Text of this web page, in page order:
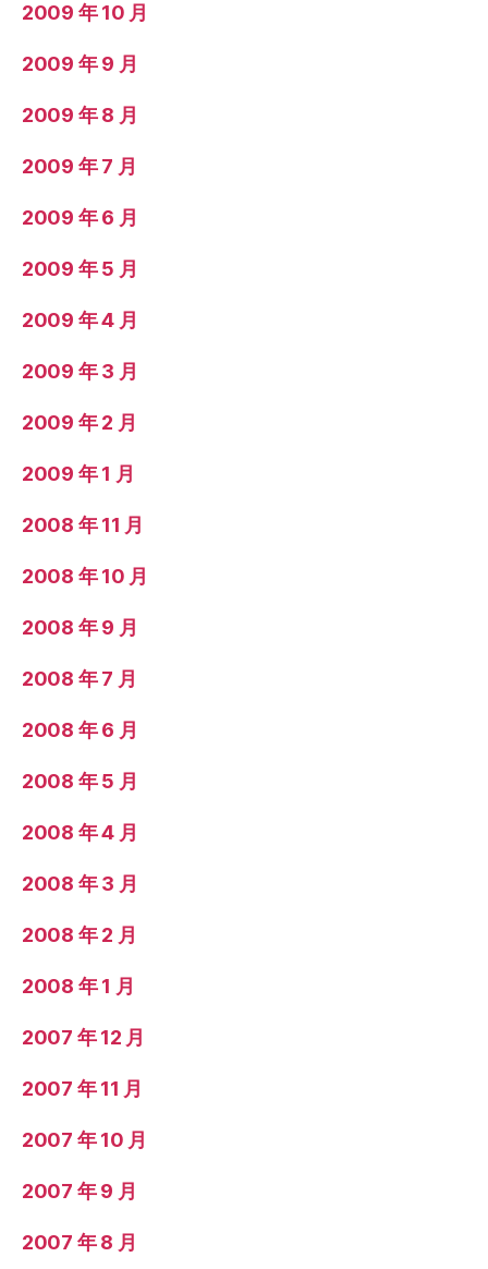
2009 年 10 月
2009 年 9 月
2009 年 8 月
2009 年 7 月
2009 年 6 月
2009 年 5 月
2009 年 4 月
2009 年 3 月
2009 年 2 月
2009 年 1 月
2008 年 11 月
2008 年 10 月
2008 年 9 月
2008 年 7 月
2008 年 6 月
2008 年 5 月
2008 年 4 月
2008 年 3 月
2008 年 2 月
2008 年 1 月
2007 年 12 月
2007 年 11 月
2007 年 10 月
2007 年 9 月
2007 年 8 月